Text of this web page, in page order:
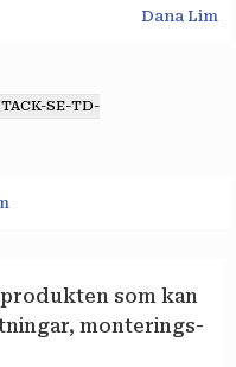
Dana Lim
SE-TD-
som kan
monterings-